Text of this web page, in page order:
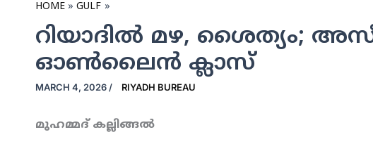
HOME GULF
റിയാദില്‍ മഴ, ശൈത്യം;
ഓണ്‍ലൈന്‍ ക്ലാസ്
MARCH 4, 2026 / RIYADH BUREAU
മുഹമ്മദ് കല്ലിങ്ങല്‍